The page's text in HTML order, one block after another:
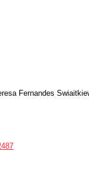
Fernandes